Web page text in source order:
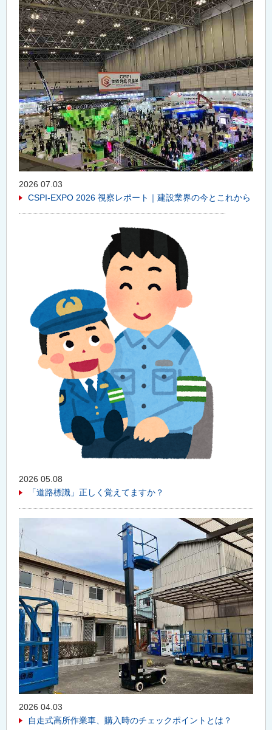
2026 07.03
CSPI-EXPO 2026 視察レポート｜建設業界の今とこれから
2026 05.08
「道路標識」正しく覚えてますか？
2026 04.03
自走式高所作業車、購入時のチェックポイントとは？